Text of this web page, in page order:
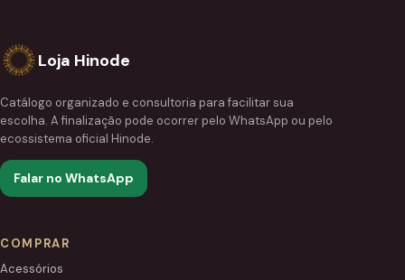
Loja Hinode
Catálogo organizado e consultoria para facilitar sua
escolha. A finalização pode ocorrer pelo WhatsApp ou pelo
ecossistema oficial Hinode.
Falar no WhatsApp
COMPRAR
Acessórios